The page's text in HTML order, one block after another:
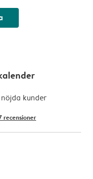
kunder
recensioner